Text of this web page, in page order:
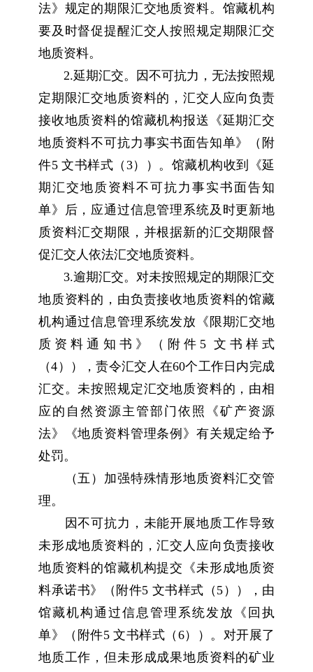
法》规定的期限汇交地质资料。馆藏机构
要及时督促提醒汇交人按照规定期限汇交
地质资料。
2.延期汇交。因不可抗力，无法按照规
定期限汇交地质资料的，汇交人应向负责
接收地质资料的馆藏机构报送《延期汇交
地质资料不可抗力事实书面告知单》（附
件5 文书样式（3））。馆藏机构收到《延
期汇交地质资料不可抗力事实书面告知
单》后，应通过信息管理系统及时更新地
质资料汇交期限，并根据新的汇交期限督
促汇交人依法汇交地质资料。
3.逾期汇交。对未按照规定的期限汇交
地质资料的，由负责接收地质资料的馆藏
机构通过信息管理系统发放《限期汇交地
质资料通知书》（附件5 文书样式
（4）），责令汇交人在60个工作日内完成
汇交。未按照规定汇交地质资料的，由相
应的自然资源主管部门依照《矿产资源
法》《地质资料管理条例》有关规定给予
处罚。
（五）加强特殊情形地质资料汇交管
理。
因不可抗力，未能开展地质工作导致
未形成地质资料的，汇交人应向负责接收
地质资料的馆藏机构提交《未形成地质资
料承诺书》（附件5 文书样式（5）），由
馆藏机构通过信息管理系统发放《回执
单》（附件5 文书样式（6））。对开展了
地质工作，但未形成成果地质资料的矿业